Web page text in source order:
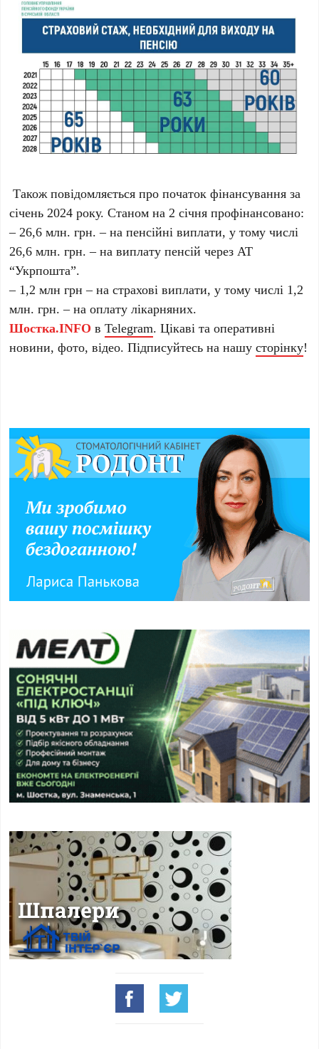
Також повідомляється про початок фінансування за
січень 2024 року. Станом на 2 січня профінансовано:
–26,6 млн. грн. – на пенсійні виплати, у тому числі
26,6 млн. грн. – на виплату пенсій через АТ
“Укрпошта”.
– 1,2 млн грн – на страхові виплати, у тому числі 1,2
млн. грн. – на оплату лікарняних.
Шостка.INFO вTelegram. Цікаві та оперативні
новини, фото, відео. Підписуйтесь на нашусторінку!